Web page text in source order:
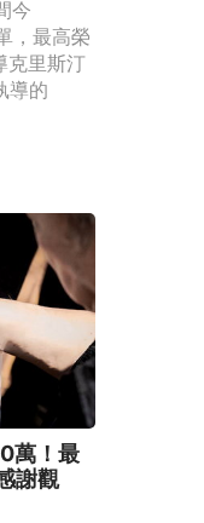
今
，最高榮
克里斯汀
導的
萬！最
謝觀